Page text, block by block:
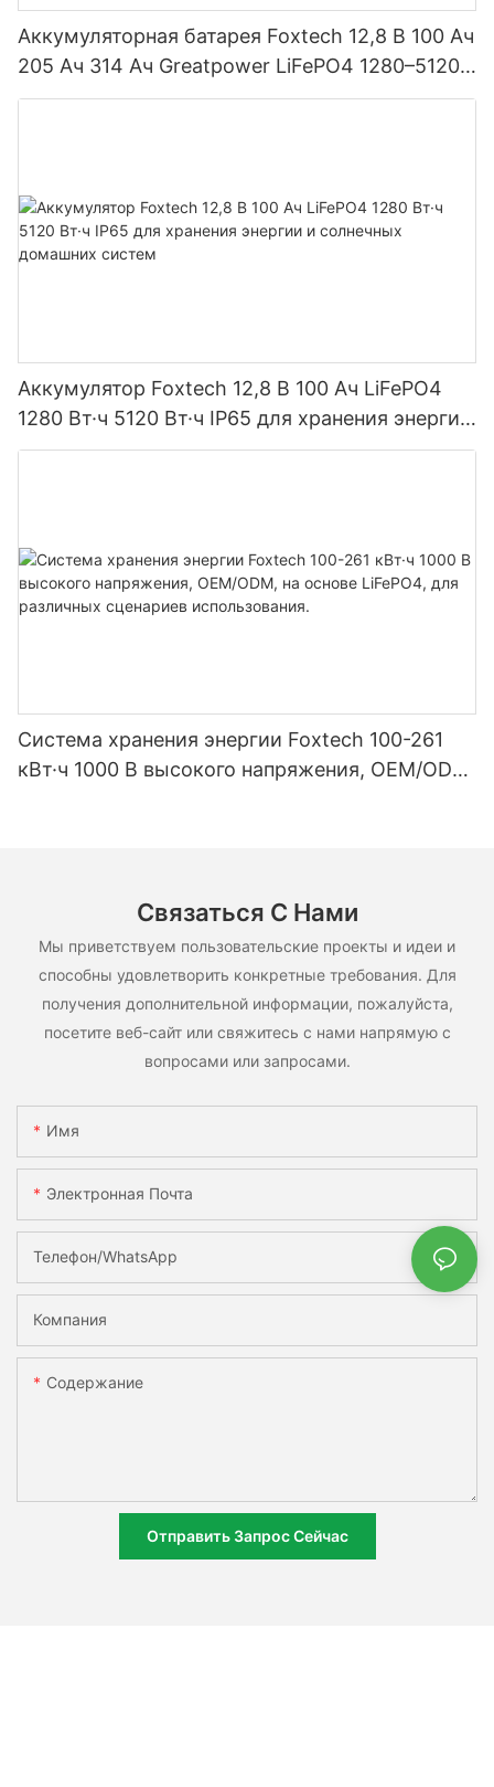
Аккумуляторная батарея Foxtech 12,8 В 100 Ач
205 Ач 314 Ач Greatpower LiFePO4 1280–5120
Вт·ч IP65
Аккумулятор Foxtech 12,8 В 100 Ач LiFePO4
1280 Вт·ч 5120 Вт·ч IP65 для хранения энергии
и солнечных домашних систем
Система хранения энергии Foxtech 100-261
кВт·ч 1000 В высокого напряжения, OEM/ODM,
Связаться С Нами
Мы приветствуем пользовательские проекты и идеи и
способны удовлетворить конкретные требования. Для
получения дополнительной информации, пожалуйста,
посетите веб-сайт или свяжитесь с нами напрямую с
вопросами или запросами.
Имя
Электронная Почта
Телефон/WhatsApp
Компания
Содержание
Отправить Запрос Сейчас